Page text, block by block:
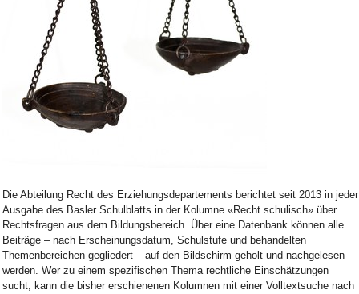
Die Abteilung Recht des Erziehungsdepartements berichtet seit 2013 in jeder
Ausgabe des Basler Schulblatts in der Kolumne «Recht schulisch» über
Rechtsfragen aus dem Bildungsbereich. Über eine Datenbank können alle
Beiträge – nach Erscheinungsdatum, Schulstufe und behandelten
Themenbereichen gegliedert – auf den Bildschirm geholt und nachgelesen
werden. Wer zu einem spezifischen Thema rechtliche Einschätzungen
sucht, kann die bisher erschienenen Kolumnen mit einer Volltextsuche nach